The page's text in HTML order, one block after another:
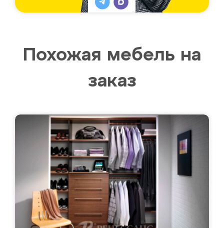
Похожая мебель на
заказ